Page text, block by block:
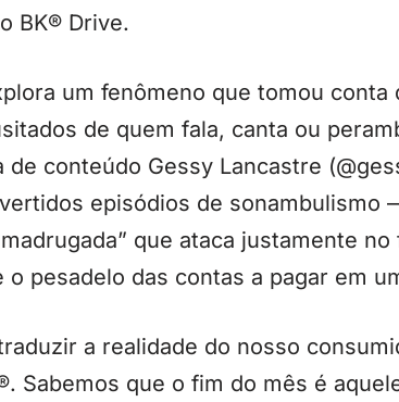
BK® Drive.
um fenômeno que tomou conta
de quem fala, canta ou
de conteúdo Gessy Lancastre
episódios de sonambulismo
que ataca justamente
o pesadelo das contas a pagar em
a realidade do nosso
Sabemos que o fim do mês é